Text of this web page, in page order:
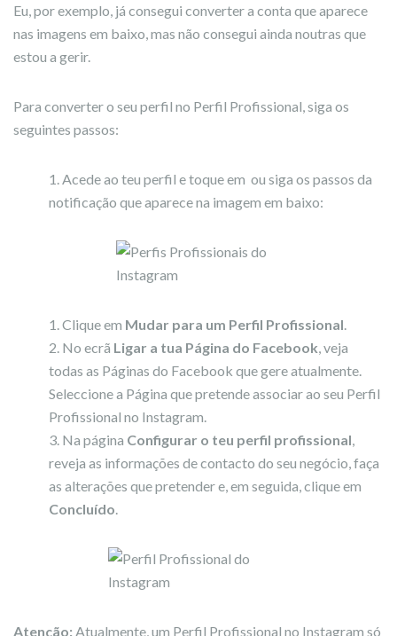
Eu, por exemplo, já consegui converter a conta que aparece
nas imagens em baixo, mas não consegui ainda noutras que
estou a gerir.
Para converter o seu perfil no Perfil Profissional, siga os
seguintes passos:
Acede ao teu perfil e toque em ou siga os passos da
notificação que aparece na imagem em baixo:
Clique em Mudar para um Perfil Profissional.
No ecrã Ligar a tua Página do Facebook, veja
todas as Páginas do Facebook que gere atualmente.
Seleccione a Página que pretende associar ao seu Perfil
Profissional no Instagram.
Na página Configurar o teu perfil profissional,
reveja as informações de contacto do seu negócio, faça
as alterações que pretender e, em seguida, clique em
Concluído.
Atenção: Atualmente, um Perfil Profissional no Instagram só